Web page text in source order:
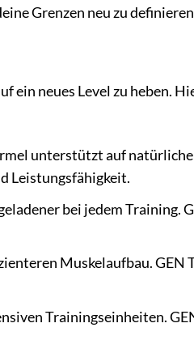
Grenzen neu zu
ein neues Level zu heben.
unterstützt auf
Leistungsfähigkeit.
bei jedem Training.
Muskelaufbau.
Trainingseinheiten.